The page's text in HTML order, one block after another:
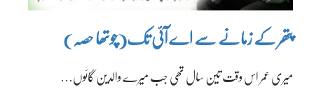
پتھر کے زمانے سے اے آئی تک(چوتھا حصہ)
میری عمر اس وقت تین سال تھی جب میرے والدین گائوں…